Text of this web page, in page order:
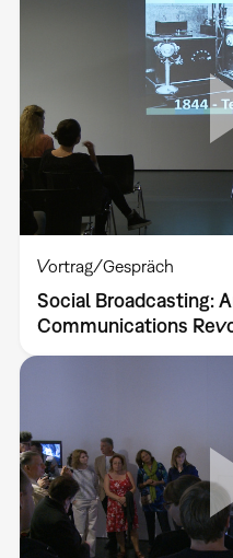
Vortrag/Gespräch
Social Broadcasting:
Communications